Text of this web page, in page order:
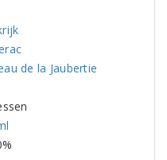
de la Jaubertie